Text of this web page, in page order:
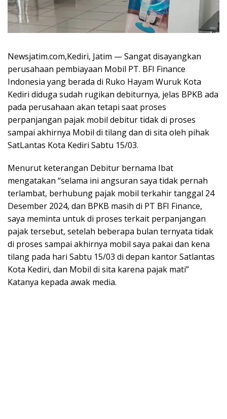
Newsjatim.com,Kediri, Jatim — Sangat disayangkan
perusahaan pembiayaan Mobil PT. BFI Finance
Indonesia yang berada di Ruko Hayam Wuruk Kota
Kediri diduga sudah rugikan debiturnya, jelas BPKB ada
pada perusahaan akan tetapi saat proses
perpanjangan pajak mobil debitur tidak di proses
sampai akhirnya Mobil di tilang dan di sita oleh pihak
SatLantas Kota Kediri Sabtu 15/03.
Menurut keterangan Debitur bernama Ibat
mengatakan “selama ini angsuran saya tidak pernah
terlambat, berhubung pajak mobil terkahir tanggal 24
Desember 2024, dan BPKB masih di PT BFI Finance,
saya meminta untuk di proses terkait perpanjangan
pajak tersebut, setelah beberapa bulan ternyata tidak
di proses sampai akhirnya mobil saya pakai dan kena
tilang pada hari Sabtu 15/03 di depan kantor Satlantas
Kota Kediri, dan Mobil di sita karena pajak mati”
Katanya kepada awak media.